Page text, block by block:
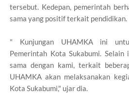
tersebut. Kedepan, pemerintah
sama yang positif terkait pendidikan.
" Kunjungan UHAMKA ini
Pemerintah Kota Sukabumi.
sama dengan kami, terkait
UHAMKA akan melaksanakan
Kota Sukabumi," ujar dia.